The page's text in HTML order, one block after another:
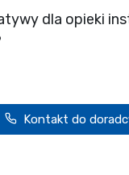
dla opieki
Kontakt do